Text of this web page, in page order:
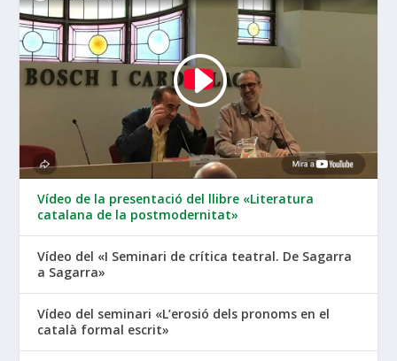
Vídeo de la presentació del llibre «Literatura
catalana de la postmodernitat»
Vídeo del «I Seminari de crítica teatral. De Sagarra
a Sagarra»
Vídeo del seminari «L’erosió dels pronoms en el
català formal escrit»